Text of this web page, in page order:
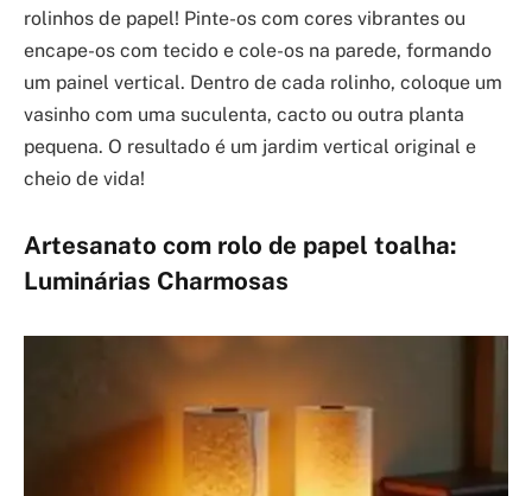
rolinhos de papel! Pinte-os com cores vibrantes ou
encape-os com tecido e cole-os na parede, formando
um painel vertical. Dentro de cada rolinho, coloque um
vasinho com uma suculenta, cacto ou outra planta
pequena. O resultado é um jardim vertical original e
cheio de vida!
Artesanato com rolo de papel toalha:
Luminárias Charmosas